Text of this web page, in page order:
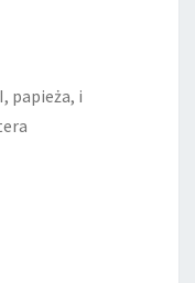
papieża, i